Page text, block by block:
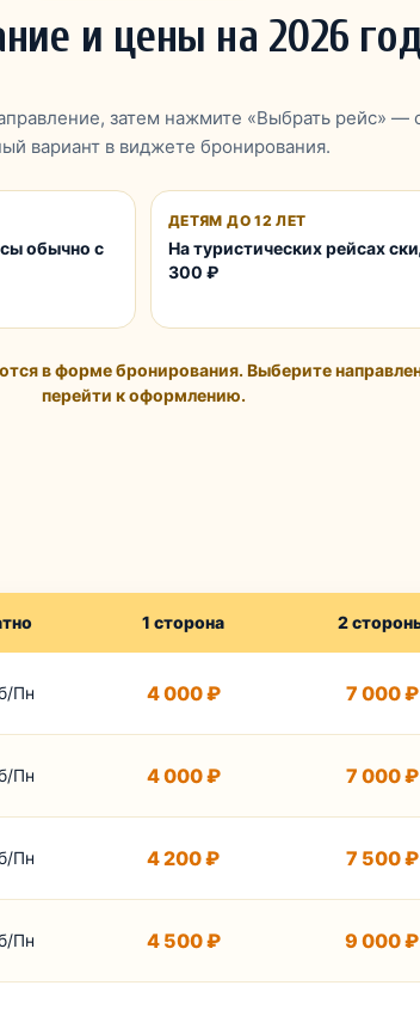
и цены на 2026
затем нажмите «Выбрать рейс» —
вариант в виджете бронирования.
обычно с
ДЕТЯМ ДО 12 ЛЕТ
На туристических рейсах
300 ₽
в форме бронирования. Выберите
перейти к оформлению.
1 сторона 2
Пн 4 000 ₽ 7 000 ₽
Пн 4 000 ₽ 7 000 ₽
Пн 4 200 ₽ 7 500 ₽
Пн 4 500 ₽ 9 000 ₽